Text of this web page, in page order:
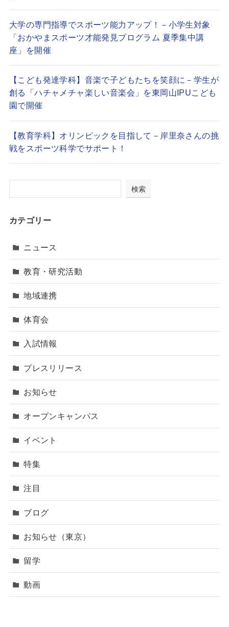
大学の専門指導でスポーツ能力アップ！－小学生対象
「おかやまスポーツ才能発見プログラム 夏季集中講
座」を開催
【こども発達学科】音楽で子どもたちを笑顔に－学生が
創る「ハチャメチャ楽しい音楽会」を東岡山IPUこども
園で開催
【教育学科】オリンピックを目指して－岸里奈さんの挑
戦をスポーツ科学でサポート！
検索
カテゴリー
ニュース
教育・研究活動
地域連携
体育会
入試情報
プレスリリース
お知らせ
オープンキャンパス
イベント
特集
注目
ブログ
お知らせ（東京）
留学
動画